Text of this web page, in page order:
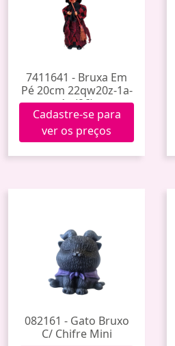
7411641 - Bruxa Em
Pé 20cm 22qw20z-1a-
1c (96)
Cadastre-se para
ver os preços
082161 - Gato Bruxo
C/ Chifre Mini